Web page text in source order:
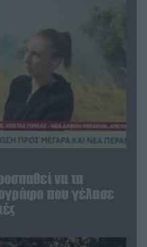
να τα
που γέλασε